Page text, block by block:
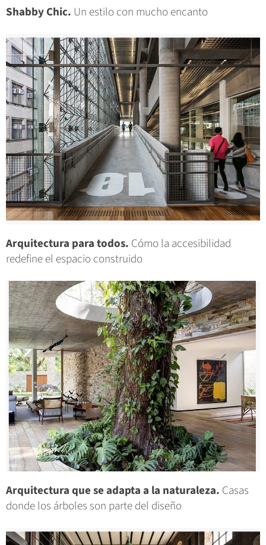
Shabby Chic. Un estilo con mucho encanto
Arquitectura para todos. Cómo la accesibilidad
redefine el espacio construido
Arquitectura que se adapta a la naturaleza. Casas
donde los árboles son parte del diseño